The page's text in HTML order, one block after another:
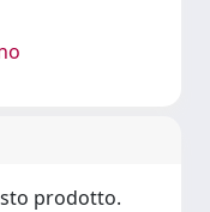
prodotto.